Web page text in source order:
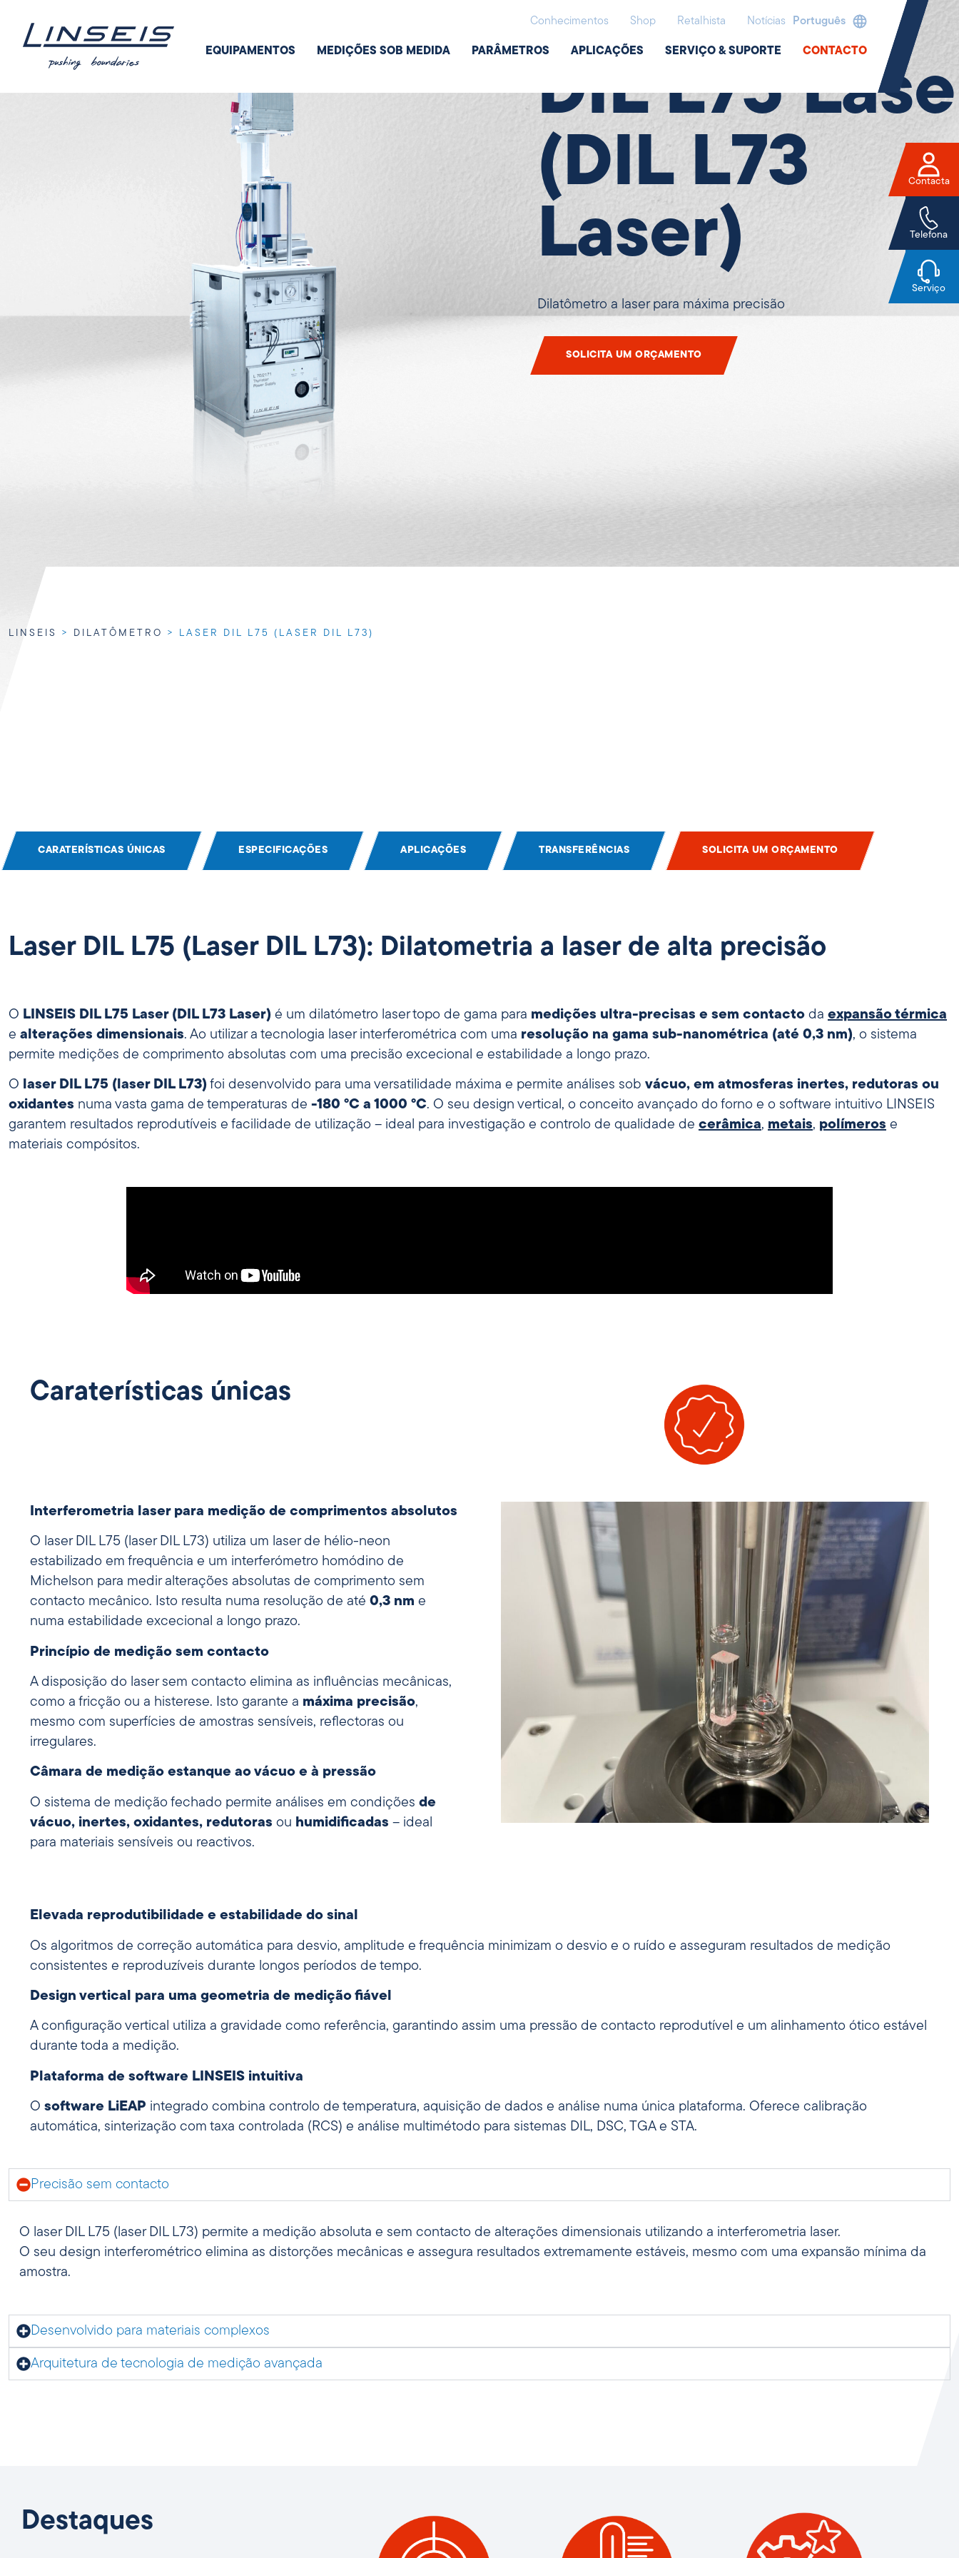
Conhecimentos Shop Retalhista Notícias Português
EQUIPAMENTOS MEDIÇÕES SOB MEDIDA PARÂMETROS APLICAÇÕES SERVIÇO & SUPORTE CONTACTO
Dilatometria
DIL L75
(DIL L73
Laser)
Dilatômetro a laser para máxima precisão
SOLICITA UM ORÇAMENTO
LINSEIS > DILATÔMETRO > LASER DIL L75 (LASER DIL L73)
CARATERÍSTICAS ÚNICAS ESPECIFICAÇÕES APLICAÇÕES TRANSFERÊNCIAS SOLICITA UM ORÇAMENTO
Laser DIL L75 (Laser DIL L73): Dilatometria a laser de alta precisão
O LINSEIS DIL L75 Laser (DIL L73 Laser) é um dilatómetro laser topo de gama para medições ultra-precisas e sem contacto da expansão térmica
e alterações dimensionais. Ao utilizar a tecnologia laser interferométrica com uma resolução na gama sub-nanométrica (até 0,3 nm), o sistema
permite medições de comprimento absolutas com uma precisão excecional e estabilidade a longo prazo.
O laser DIL L75 (laser DIL L73) foi desenvolvido para uma versatilidade máxima e permite análises sob vácuo, em atmosferas inertes, redutoras ou
oxidantes numa vasta gama de temperaturas de -180 °C a 1000 °C. O seu design vertical, o conceito avançado do forno e o software intuitivo LINSEIS
garantem resultados reprodutíveis e facilidade de utilização – ideal para investigação e controlo de qualidade de cerâmica, metais, polímeros e
materiais compósitos.
Caraterísticas únicas
Interferometria laser para medição de comprimentos absolutos
O laser DIL L75 (laser DIL L73) utiliza um laser de hélio-neon
estabilizado em frequência e um interferómetro homódino de
Michelson para medir alterações absolutas de comprimento sem
contacto mecânico. Isto resulta numa resolução de até 0,3 nm e
numa estabilidade excecional a longo prazo.
Princípio de medição sem contacto
A disposição do laser sem contacto elimina as influências mecânicas,
como a fricção ou a histerese. Isto garante a máxima precisão,
mesmo com superfícies de amostras sensíveis, reflectoras ou
irregulares.
Câmara de medição estanque ao vácuo e à pressão
O sistema de medição fechado permite análises em condições de
vácuo, inertes, oxidantes, redutoras ou humidificadas – ideal
para materiais sensíveis ou reactivos.
Elevada reprodutibilidade e estabilidade do sinal
Os algoritmos de correção automática para desvio, amplitude e frequência minimizam o desvio e o ruído e asseguram resultados de medição
consistentes e reproduzíveis durante longos períodos de tempo.
Design vertical para uma geometria de medição fiável
A configuração vertical utiliza a gravidade como referência, garantindo assim uma pressão de contacto reprodutível e um alinhamento ótico estável
durante toda a medição.
Plataforma de software LINSEIS intuitiva
O software LiEAP integrado combina controlo de temperatura, aquisição de dados e análise numa única plataforma. Oferece calibração
automática, sinterização com taxa controlada (RCS) e análise multimétodo para sistemas DIL, DSC, TGA e STA.
Precisão sem contacto
O laser DIL L75 (laser DIL L73) permite a medição absoluta e sem contacto de alterações dimensionais utilizando a interferometria laser.
O seu design interferométrico elimina as distorções mecânicas e assegura resultados extremamente estáveis, mesmo com uma expansão mínima da
amostra.
Desenvolvido para materiais complexos
Arquitetura de tecnologia de medição avançada
Destaques
Contacta
Telefona
Serviço